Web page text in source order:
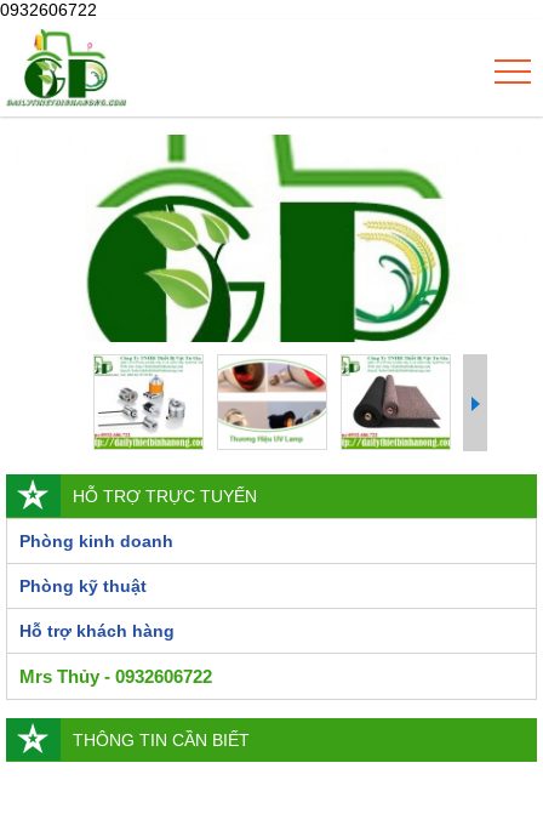
0932606722
HỖ TRỢ TRỰC TUYẾN
Phòng kinh doanh
Phòng kỹ thuật
Hỗ trợ khách hàng
Mrs Thủy - 0932606722
THÔNG TIN CẦN BIẾT